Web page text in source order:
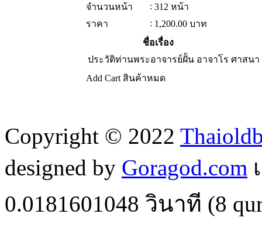
จำนวนหน้า
: 312 หน้า
ราคา
: 1,200.00 บาท
ชื่อเรื่อง
ประวัติท่านพระอาจารย์ฝั้น อาจาโร ศาสนา
Add Cart สินค้าหมด
Copyright © 2022
designed by Goragod.com
0.0181601048 วินาที (8